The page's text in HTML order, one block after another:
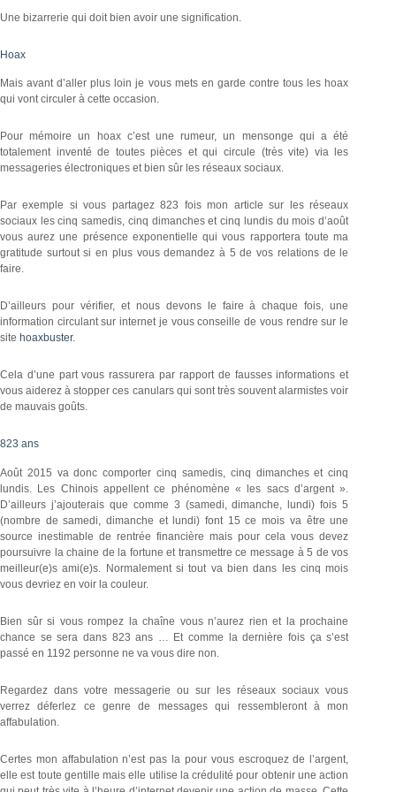
Une bizarrerie qui doit bien avoir une signification.
Hoax
Mais avant d’aller plus loin je vous mets en garde contre tous les hoax
qui vont circuler à cette occasion.
Pour mémoire un hoax c’est une rumeur, un mensonge qui a été
totalement inventé de toutes pièces et qui circule (très vite) via les
messageries électroniques et bien sûr les réseaux sociaux.
Par exemple si vous partagez 823 fois mon article sur les réseaux
sociaux les cinq samedis, cinq dimanches et cinq lundis du mois d’août
vous aurez une présence exponentielle qui vous rapportera toute ma
gratitude surtout si en plus vous demandez à 5 de vos relations de le
faire.
D’ailleurs pour vérifier, et nous devons le faire à chaque fois, une
information circulant sur internet je vous conseille de vous rendre sur le
site hoaxbuster.
Cela d’une part vous rassurera par rapport de fausses informations et
vous aiderez à stopper ces canulars qui sont très souvent alarmistes voir
de mauvais goûts.
823 ans
Août 2015 va donc comporter cinq samedis, cinq dimanches et cinq
lundis. Les Chinois appellent ce phénomène « les sacs d’argent ».
D’ailleurs j’ajouterais que comme 3 (samedi, dimanche, lundi) fois 5
(nombre de samedi, dimanche et lundi) font 15 ce mois va être une
source inestimable de rentrée financière mais pour cela vous devez
poursuivre la chaine de la fortune et transmettre ce message à 5 de vos
meilleur(e)s ami(e)s. Normalement si tout va bien dans les cinq mois
vous devriez en voir la couleur.
Bien sûr si vous rompez la chaîne vous n’aurez rien et la prochaine
chance se sera dans 823 ans … Et comme la dernière fois ça s’est
passé en 1192 personne ne va vous dire non.
Regardez dans votre messagerie ou sur les réseaux sociaux vous
verrez déferlez ce genre de messages qui ressembleront à mon
affabulation.
Certes mon affabulation n’est pas la pour vous escroquez de l’argent,
elle est toute gentille mais elle utilise la crédulité pour obtenir une action